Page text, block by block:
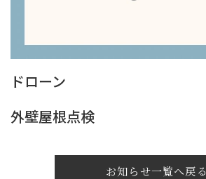
ドローン
外壁屋根点検
お知らせ一覧へ戻る